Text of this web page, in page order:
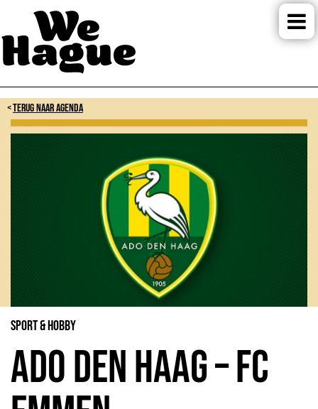
TERUG NAAR AGENDA
Sport & Hobby
ADO Den Haag – FC